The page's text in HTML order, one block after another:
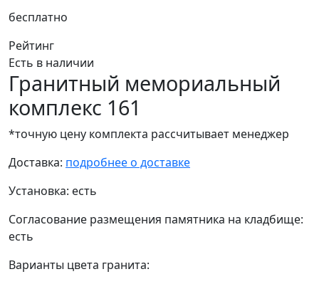
бесплатно
Рейтинг
Есть в наличии
Гранитный мемориальный
комплекс 161
*точную цену комплекта рассчитывает менеджер
Доставка: подробнее о доставке
Установка: есть
Согласование размещения памятника на кладбище:
есть
Варианты цвета гранита: